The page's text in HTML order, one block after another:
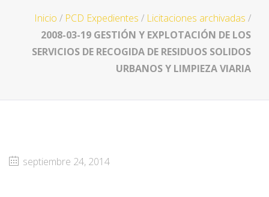
Inicio / PCD Expedientes / Licitaciones archivadas /
2008-03-19 GESTIÓN Y EXPLOTACIÓN DE LOS
SERVICIOS DE RECOGIDA DE RESIDUOS SOLIDOS
URBANOS Y LIMPIEZA VIARIA
septiembre 24, 2014